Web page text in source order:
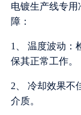
电镀生产线专
障：
1、 温度波动：
保其正常工作。
2、 冷却效果不
介质。